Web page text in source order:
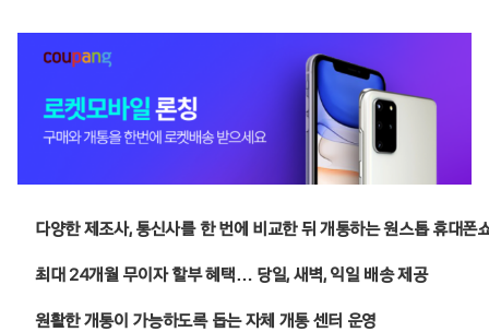
다양한 제조사, 통신사를 한 번에 비교한 뒤 개통하는 원스톱 휴대폰
최대 24개월 무이자 할부 혜택… 당일, 새벽, 익일 배송 제공
원활한 개통이 가능하도록 돕는 자체 개통 센터 운영